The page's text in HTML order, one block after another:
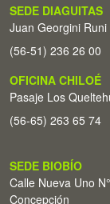
SEDE DIAGUITAS
Juan Georgini
(56-51) 236 26 00
OFICINA CHILOÉ
Pasaje Los
(56-65) 263 65 74
SEDE BIOBÍO
Calle Nueva Uno
Concepción